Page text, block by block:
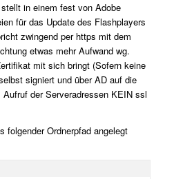
in einem fest von Adobe
für das Update des Flashplayers
zwingend per https mit dem
etwas mehr Aufwand wg.
mit sich bringt (Sofern keine
signiert und über AD auf die
der Serveradressen KEIN ssl
folgender Ordnerpfad angelegt